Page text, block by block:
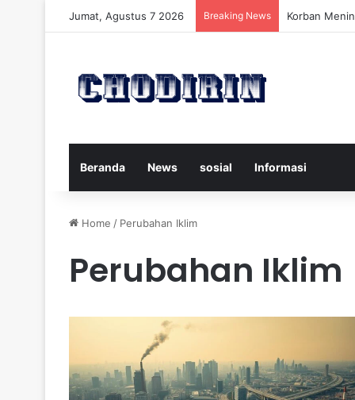
Jumat, Agustus 7 2026 Breaking News Pelatih
Beranda News sosial Informasi
Home / Perubahan Iklim
Perubahan Iklim